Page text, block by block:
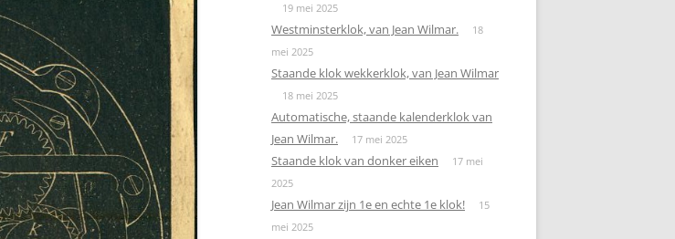
19 mei 2025
Westminsterklok, van Jean Wilmar.
18
mei 2025
Staande klok wekkerklok, van Jean Wilmar
18 mei 2025
Automatische, staande kalenderklok van
Jean Wilmar.
17 mei 2025
Staande klok van donker eiken
17 mei
2025
Jean Wilmar zijn 1e en echte 1e klok!
15
mei 2025